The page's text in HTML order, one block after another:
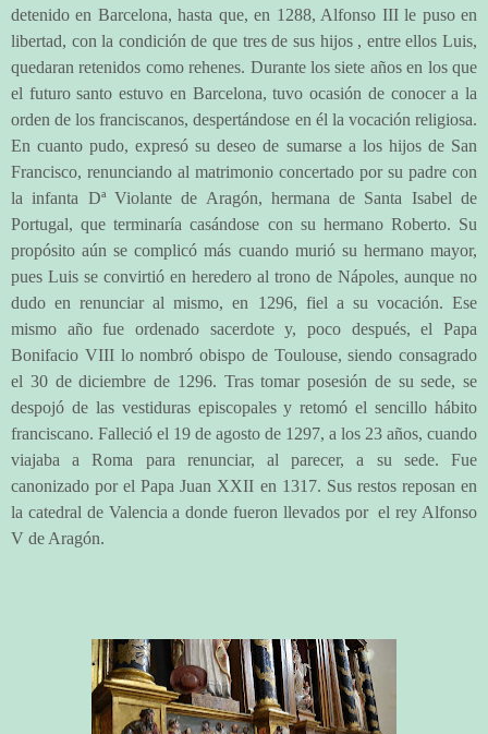
detenido en Barcelona, hasta que, en 1288, Alfonso III le puso en
libertad, con la condición de que tres de sus hijos , entre ellos Luis,
quedaran retenidos como rehenes. Durante los siete años en los que
el futuro santo estuvo en Barcelona, tuvo ocasión de conocer a la
orden de los franciscanos, despertándose en él la vocación religiosa.
En cuanto pudo, expresó su deseo de sumarse a los hijos de San
Francisco, renunciando al matrimonio concertado por su padre con
la infanta Dª Violante de Aragón, hermana de Santa Isabel de
Portugal, que terminaría casándose con su hermano Roberto. Su
propósito aún se complicó más cuando murió su hermano mayor,
pues Luis se convirtió en heredero al trono de Nápoles, aunque no
dudo en renunciar al mismo, en 1296, fiel a su vocación. Ese
mismo año fue ordenado sacerdote y, poco después, el Papa
Bonifacio VIII lo nombró obispo de Toulouse, siendo consagrado
el 30 de diciembre de 1296. Tras tomar posesión de su sede, se
despojó de las vestiduras episcopales y retomó el sencillo hábito
franciscano. Falleció el 19 de agosto de 1297, a los 23 años, cuando
viajaba a Roma para renunciar, al parecer, a su sede. Fue
canonizado por el Papa Juan XXII en 1317. Sus restos reposan en
la catedral de Valencia a donde fueron llevados por el rey Alfonso
V de Aragón.